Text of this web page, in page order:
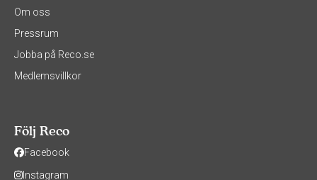
Om oss
Pressrum
Jobba på Reco.se
Medlemsvillkor
Följ Reco
Facebook
Instagram